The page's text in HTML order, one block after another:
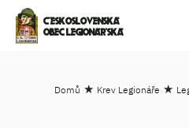
ČESKOSLOVENSKÁ
OBEC LEGIONÁŘSKÁ
Domů ★ Krev Legionáře ★